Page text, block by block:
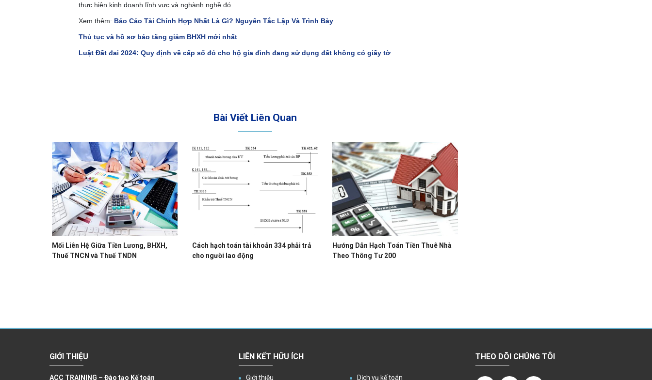
thực hiện kinh doanh lĩnh vực và nghành nghề đó.
Xem thêm: Báo Cáo Tài Chính Hợp Nhất Là Gì? Nguyên Tắc Lập Và Trình Bày
Thủ tục và hồ sơ báo tăng giảm BHXH mới nhất
Luật Đất đai 2024: Quy định về cấp sổ đỏ cho hộ gia đình đang sử dụng đất không có giấy tờ
Bài Viết Liên Quan
Mối Liên Hệ Giữa Tiền Lương, BHXH,
Thuế TNCN và Thuế TNDN
Cách hạch toán tài khoản 334 phải trả
cho người lao động
Hướng Dẫn Hạch Toán Tiền Thuê Nhà
Theo Thông Tư 200
GIỚI THIỆU
ACC TRAINING – Đào tạo Kế toán
LIÊN KẾT HỮU ÍCH
Giới thiệu Dịch vụ kế toán
THEO DÕI CHÚNG TÔI